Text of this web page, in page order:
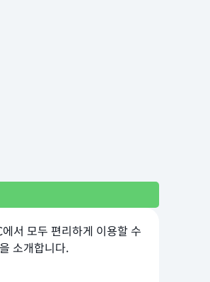
서 모두 편리하게 이용할 수
소개합니다.